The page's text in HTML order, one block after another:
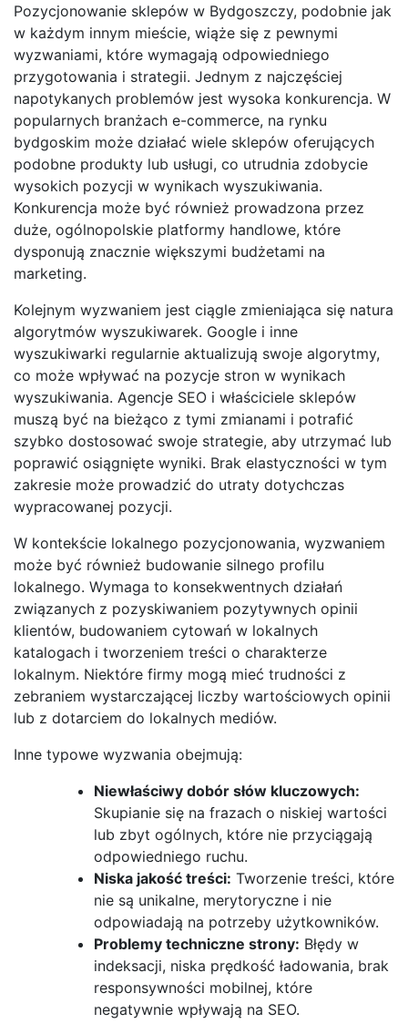
Pozycjonowanie sklepów w Bydgoszczy, podobnie jak
w każdym innym mieście, wiąże się z pewnymi
wyzwaniami, które wymagają odpowiedniego
przygotowania i strategii. Jednym z najczęściej
napotykanych problemów jest wysoka konkurencja. W
popularnych branżach e-commerce, na rynku
bydgoskim może działać wiele sklepów oferujących
podobne produkty lub usługi, co utrudnia zdobycie
wysokich pozycji w wynikach wyszukiwania.
Konkurencja może być również prowadzona przez
duże, ogólnopolskie platformy handlowe, które
dysponują znacznie większymi budżetami na
marketing.
Kolejnym wyzwaniem jest ciągle zmieniająca się natura
algorytmów wyszukiwarek. Google i inne
wyszukiwarki regularnie aktualizują swoje algorytmy,
co może wpływać na pozycje stron w wynikach
wyszukiwania. Agencje SEO i właściciele sklepów
muszą być na bieżąco z tymi zmianami i potrafić
szybko dostosować swoje strategie, aby utrzymać lub
poprawić osiągnięte wyniki. Brak elastyczności w tym
zakresie może prowadzić do utraty dotychczas
wypracowanej pozycji.
W kontekście lokalnego pozycjonowania, wyzwaniem
może być również budowanie silnego profilu
lokalnego. Wymaga to konsekwentnych działań
związanych z pozyskiwaniem pozytywnych opinii
klientów, budowaniem cytowań w lokalnych
katalogach i tworzeniem treści o charakterze
lokalnym. Niektóre firmy mogą mieć trudności z
zebraniem wystarczającej liczby wartościowych opinii
lub z dotarciem do lokalnych mediów.
Inne typowe wyzwania obejmują:
Niewłaściwy dobór słów kluczowych:
Skupianie się na frazach o niskiej wartości
lub zbyt ogólnych, które nie przyciągają
odpowiedniego ruchu.
Niska jakość treści: Tworzenie treści, które
nie są unikalne, merytoryczne i nie
odpowiadają na potrzeby użytkowników.
Problemy techniczne strony: Błędy w
indeksacji, niska prędkość ładowania, brak
responsywności mobilnej, które
negatywnie wpływają na SEO.